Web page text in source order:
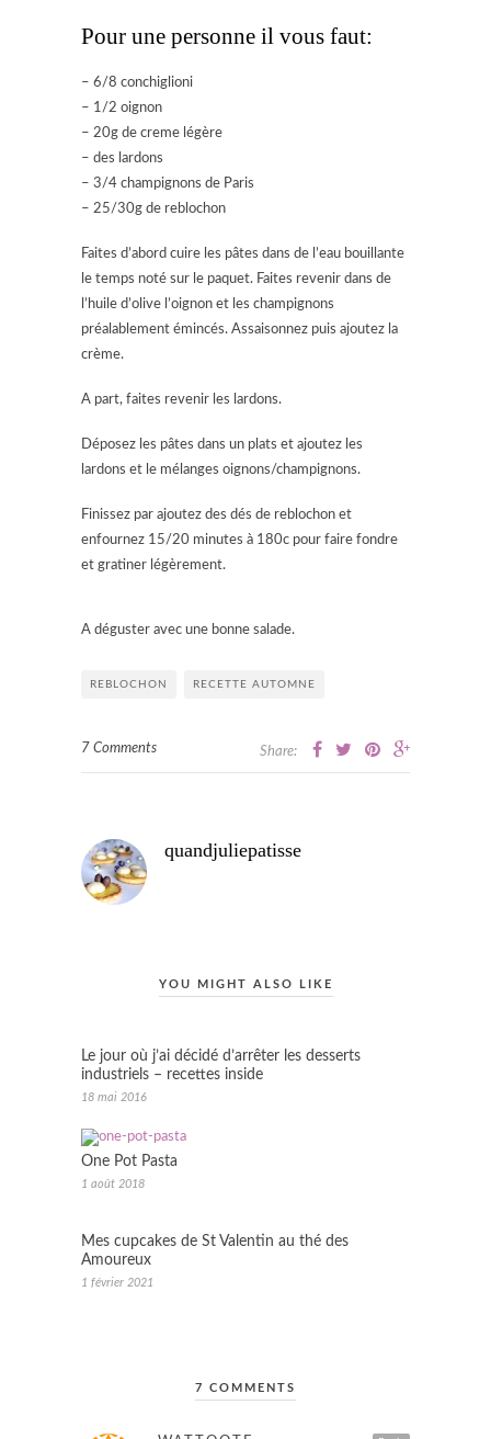
Pour une personne il vous faut:
– 6/8 conchiglioni
– 1/2 oignon
– 20g de creme légère
– des lardons
– 3/4 champignons de Paris
– 25/30g de reblochon
Faites d’abord cuire les pâtes dans de l’eau bouillante
le temps noté sur le paquet. Faites revenir dans de
l’huile d’olive l’oignon et les champignons
préalablement émincés. Assaisonnez puis ajoutez la
crème.
A part, faites revenir les lardons.
Déposez les pâtes dans un plats et ajoutez les
lardons et le mélanges oignons/champignons.
Finissez par ajoutez des dés de reblochon et
enfournez 15/20 minutes à 180c pour faire fondre
et gratiner légèrement.
A déguster avec une bonne salade.
REBLOCHON RECETTE AUTOMNE
7 Comments Share:
quandjuliepatisse
YOU MIGHT ALSO LIKE
Le jour où j’ai décidé d’arrêter les desserts
industriels – recettes inside
18 mai 2016
One Pot Pasta
1 août 2018
Mes cupcakes de St Valentin au thé des
Amoureux
1 février 2021
7 COMMENTS